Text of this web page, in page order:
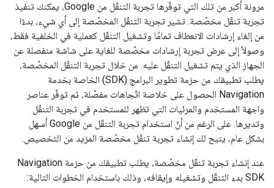
مرونة أكبر من تلك التي توفّرها تجربة التنقّل من Google، يمكنك تنفيذ
تجربة تنقّل مخصّصة. تشير تجربة التنقّل المخصّصة إلى أي شيء، بدءًا
من إلغاء إرشادات الانعطاف تمامًا وتشغيل التنقّل كعملية في الخلفية فقط،
وصولاً إلى عرض تجربة إرشادات مخصّصة للغاية على شاشة منفصلة عن
الجهاز الذي يتم تشغيل التنقّل عليه. من خلال تجربة التنقّل المخصّصة،
يطلب تطبيقك من حزمة تطوير البرامج (SDK) الخاصة بخدمة
Navigation الحصول على خلاصة اتّجاهات مفصّلة، ثم توفّر عناصر
واجهة المستخدم والمرئيات التي تظهر للمستخدم في تجربة التنقّل
وتديرها. على الرغم من أنّ استخدام تجربة التنقّل من Google أسهل
بشكل عام، يتيح لك إنشاء تجربة تنقّل مخصّصة المزيد من التخصيص.
عند إنشاء تجربة تنقّل مخصّصة، يطلب تطبيقك من حزمة Navigation
SDK بدء التنقّل وتشغيله وإيقافه، وذلك باستخدام الخطوات التالية: